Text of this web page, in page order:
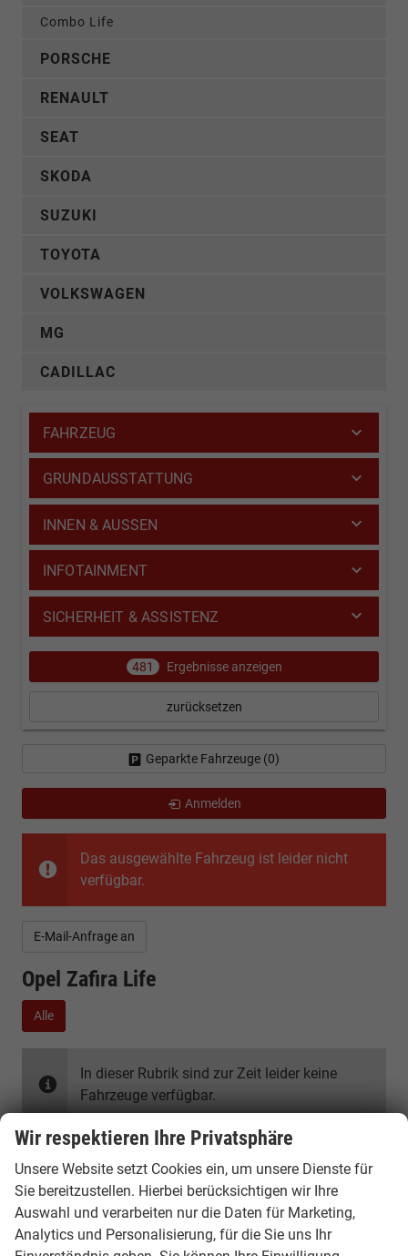
Das ausgewählte Fahrzeug ist leider nicht
verfügbar.
E-Mail-Anfrage an
Opel Zafira Life
Alle
In dieser Rubrik sind zur Zeit leider keine
Fahrzeuge verfügbar.
Combo Life
PORSCHE
RENAULT
SEAT
SKODA
SUZUKI
TOYOTA
VOLKSWAGEN
MG
CADILLAC
FAHRZEUG
GRUNDAUSSTATTUNG
INNEN & AUSSEN
INFOTAINMENT
SICHERHEIT & ASSISTENZ
481 Ergebnisse anzeigen
zurücksetzen
Geparkte Fahrzeuge (0)
Anmelden
Wir respektieren Ihre Privatsphäre
Unsere Website setzt Cookies ein, um unsere Dienste für
Sie bereitzustellen. Hierbei berücksichtigen wir Ihre
Auswahl und verarbeiten nur die Daten für Marketing,
Analytics und Personalisierung, für die Sie uns Ihr